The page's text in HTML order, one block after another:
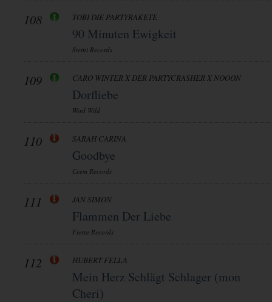
108 TOBI DIE PARTYRAKETE
90 Minuten Ewigkeit
Steini Records
109 CARO WINTER X DER PARTYCRASHER X NOOON
Dorfliebe
Wird Wild
110 SARAH CARINA
Goodbye
Ceem Records
111 JAN SIMON
Flammen Der Liebe
Fiesta Records
112 HUBERT FELLA
Mein Herz Schlägt Schlager (mon
Cheri)